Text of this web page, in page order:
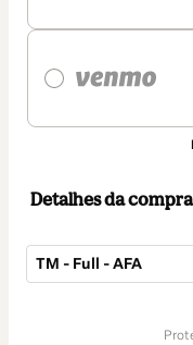
Detalhes da compra
TM - Full - AFA